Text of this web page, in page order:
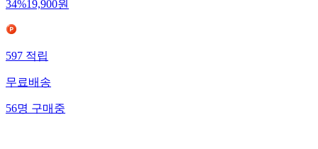
34%19,900원
597적립
무료배송
56명구매중